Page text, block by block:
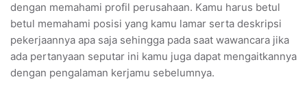
dengan memahami profil perusahaan. Kamu harus betul
betul memahami posisi yang kamu lamar serta deskripsi
pekerjaannya apa saja sehingga pada saat wawancara jika
ada pertanyaan seputar ini kamu juga dapat mengaitkannya
dengan pengalaman kerjamu sebelumnya.